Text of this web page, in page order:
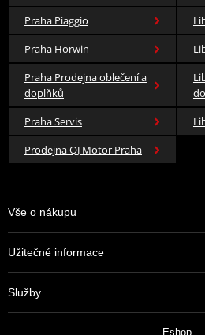
Praha Piaggio
Praha Horwin
Praha Prodejna oblečení a
doplňků
Praha Servis
Prodejna QJ Motor Praha
Vše o nákupu
Užitečné informace
Služby
Eshop